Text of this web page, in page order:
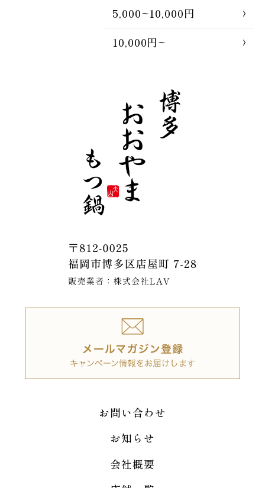
5,000~10,000円
10,000円~
お問い合わせ
お知らせ
会社概要